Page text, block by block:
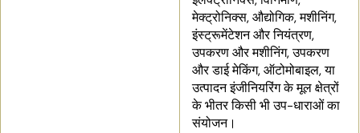
मेक्ट्रोनिक्स, औद्योगिक, मशीनिंग,
इंस्ट्रूमेंटेशन और नियंत्रण,
उपकरण और मशीनिंग, उपकरण
और डाई मेकिंग, ऑटोमोबाइल, या
उत्पादन इंजीनियरिंग के मूल क्षेत्रों
के भीतर किसी भी उप-धाराओं का
संयोजन।